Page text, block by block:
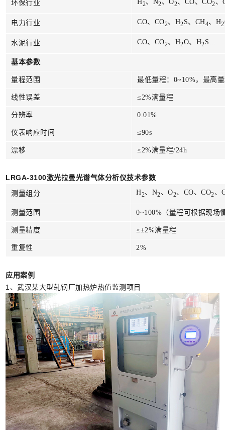
环保行业 H 2、N2、O2、CO、CO2、
电力行业 CO、CO2、H2S、CH4、H2
水泥行业 CO、CO2、H2O、H2S…
基本参数
量程范围 最低量程：0~10%，最高
线性误差 ≤2%满量程
分辨率 0.01%
仪表响应时间 ≤90s
漂移 ≤2%满量程/24h
LRGA-3100激光拉曼光谱气体分析仪技术参数
测量组分 H2、N2、O2、CO、CO2、
测量范围 0~100%（量程可根据现场
测量精度 ≤±2%满量程
重复性 2%
应用案例
1、武汉某大型轧钢厂加热炉热值监测项目